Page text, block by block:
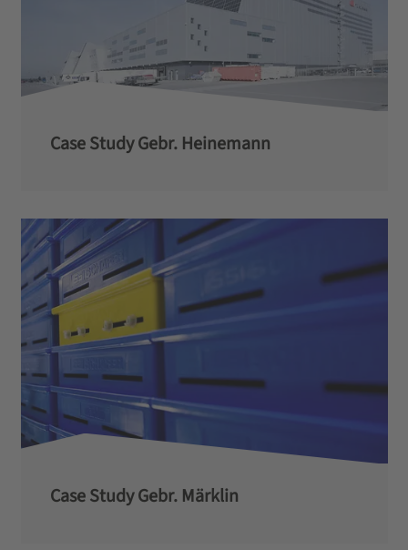
Case Study Gebr. Heinemann
Case Study Gebr. Märklin